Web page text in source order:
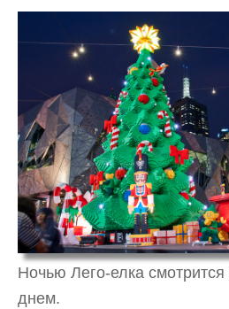
Ночью Лего-елка
днем.